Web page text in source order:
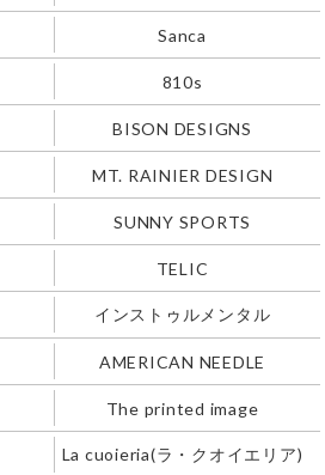
Sanca
810s
BISON DESIGNS
MT. RAINIER DESIGN
SUNNY SPORTS
TELIC
インストゥルメンタル
AMERICAN NEEDLE
The printed image
La cuoieria(ラ・クオイエリア)